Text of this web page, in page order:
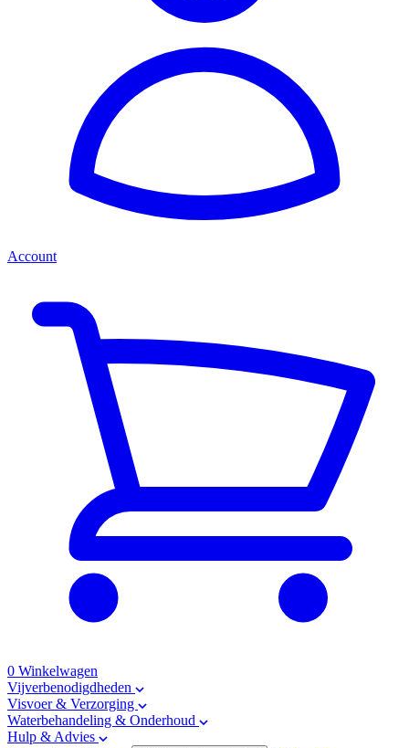
Account
0 Winkelwagen
Vijverbenodigdheden
Visvoer & Verzorging
Waterbehandeling & Onderhoud
Hulp & Advies